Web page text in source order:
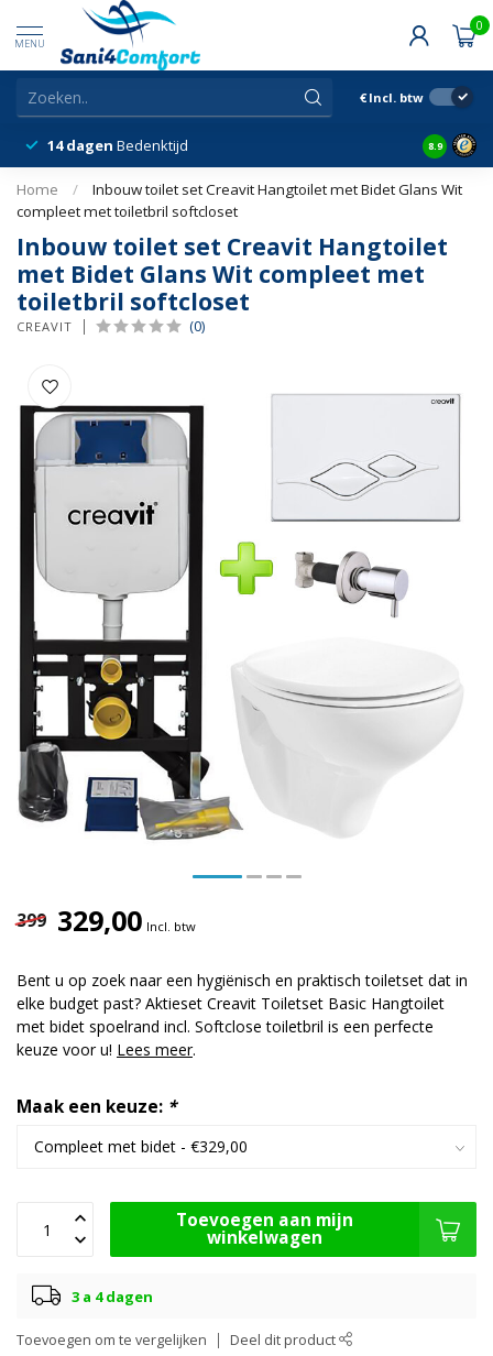
MENU
0
€ Incl. btw
14 dagen Bedenktijd Snelle
8.9
Home /
Inbouw toilet set Creavit Hangtoilet met Bidet Glans Wit
compleet met toiletbril softcloset
Inbouw toilet set Creavit Hangtoilet
met Bidet Glans Wit compleet met
toiletbril softcloset
CREAVIT (0)
399 329,00 Incl. btw
Bent u op zoek naar een hygiënisch en praktisch toiletset dat in
elke budget past? Aktieset Creavit Toiletset Basic Hangtoilet
met bidet spoelrand incl. Softclose toiletbril is een perfecte
keuze voor u! Lees meer.
Maak een keuze: *
Toevoegen aan mijn
winkelwagen
3 a 4 dagen
Toevoegen om te vergelijken Deel dit product